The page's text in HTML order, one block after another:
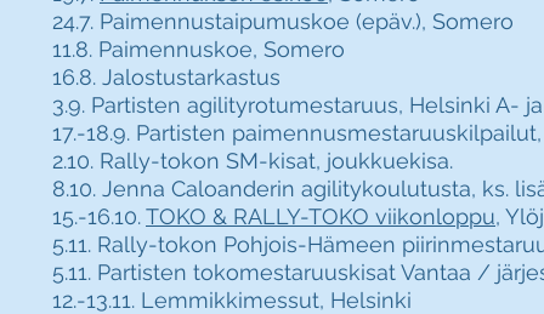
24.7. Paimennustaipumuskoe (epäv.), Somero
11.8. Paimennuskoe, Somero
16.8. Jalostustarkastus
3.9. Partisten agilityrotumestaruus, Helsinki A-
17.-18.9. Partisten
2.10. Rally-tokon SM-kisat, joukkuekisa.
8.10. Jenna Caloanderin agilitykoulutusta, ks.
15.-16.10.TOKO & RALLY-TOKO viikonloppu,
5.11. Rally-tokon Pohjois-Hämeen
5.11. Partisten tokomestaruuskisat Vantaa /
12.-13.11. Lemmikkimessut, Helsinki